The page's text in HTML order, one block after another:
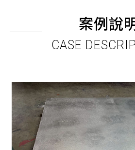
案例說
CASE